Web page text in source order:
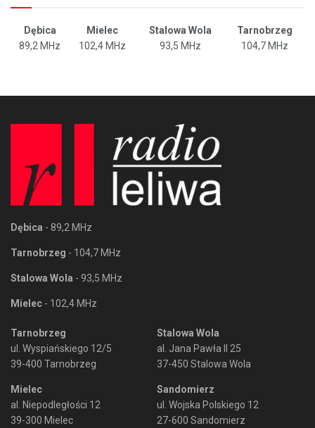
Dębica Mielec Stalowa Wola
Tarnobrzeg
89,2 MHz
102,4 MHz 93,5 MHz 104,7 MHz
Dębica - 89,2 MHz
Tarnobrzeg - 104,7 MHz
Stalowa Wola - 93,5 MHz
Mielec - 102,4 MHz
Tarnobrzeg
ul. Wyspiańskiego 12/5
39-400 Tarnobrzeg
Mielec
al. Niepodległości 12
39-300 Mielec
Stalowa Wola
al. Jana Pawła II 25
37-450 Stalowa Wola
Sandomierz
ul. Wojska Polskiego 12
27-600 Sandomierz